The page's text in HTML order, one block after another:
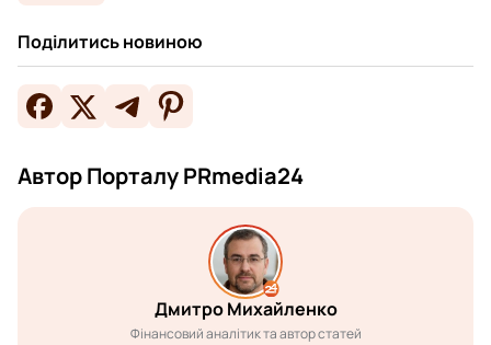
Поділитись новиною
Автор Порталу PRmedia24
Дмитро Михайленко
Фінансовий аналітик та автор статей